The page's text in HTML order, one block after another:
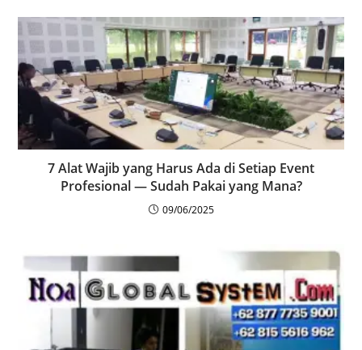
7 Alat Wajib yang Harus Ada di Setiap Event
Profesional — Sudah Pakai yang Mana?
09/06/2025